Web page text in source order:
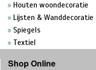
Houten woondecoratie
Lijsten & Wanddecoratie
Spiegels
Textiel
Shop Online